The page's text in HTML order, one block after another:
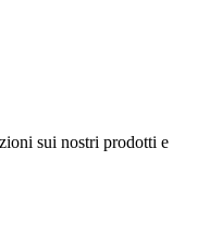
sui nostri prodotti e